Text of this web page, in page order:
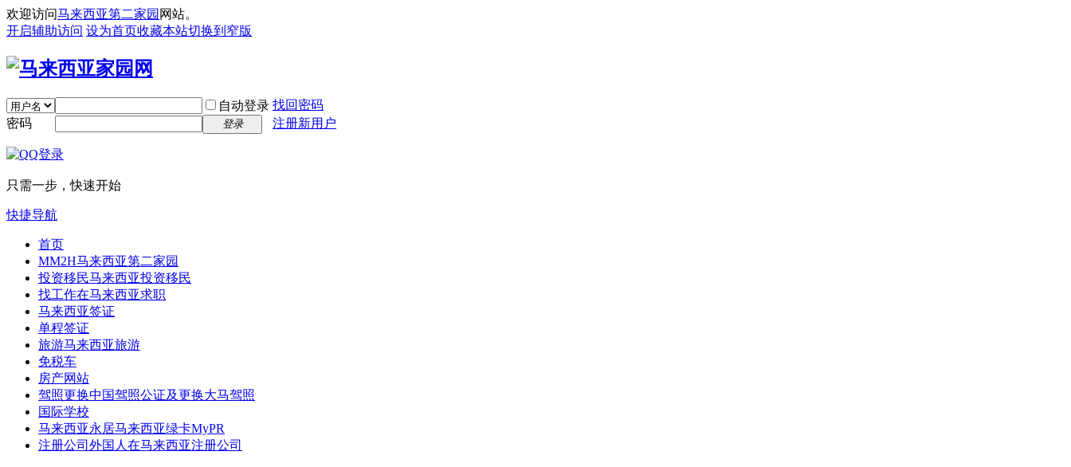
欢迎访问马来西亚第二家园 网站。
开启辅助访问 设为首页收藏本站切换到窄版
自动登录 找回密码
密码
登录 注册新用户
只需一步，快速开始
快捷导航
首页
MM2H马来西亚第二家园
投资移民马来西亚投资移民
找工作在马来西亚求职
马来西亚签证
单程签证
旅游马来西亚旅游
免税车
房产网站
驾照更换中国驾照公证及更换大马驾照
国际学校
马来西亚永居马来西亚绿卡MyPR
注册公司 外国人在马来西亚注册公司